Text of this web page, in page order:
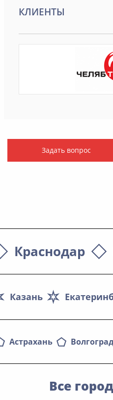
КЛИЕНТЫ
Задать вопрос
Краснодар
Казань
Астрахань
Все